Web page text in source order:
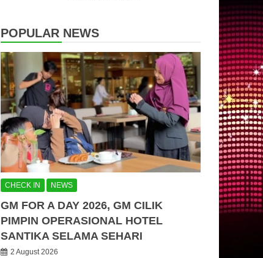
POPULAR NEWS
CHECK IN NEWS
GM FOR A DAY 2026, GM CILIK
PIMPIN OPERASIONAL HOTEL
SANTIKA SELAMA SEHARI
2 August 2026